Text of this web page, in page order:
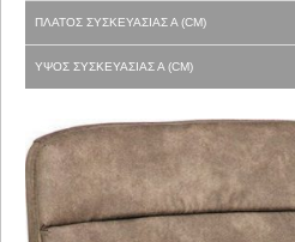
ΠΛΆΤΟΣ ΣΥΣΚΕΥΑΣΊΑΣ Α (CM)
ΎΨΟΣ ΣΥΣΚΕΥΑΣΊΑΣ Α (CM)